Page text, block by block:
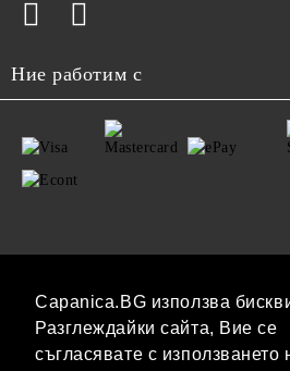
Capanica.BG използва
Разглеждайки сайта, Вие се
съгласявате с използването
Ние работим с
Нашият онлайн магазин е 100%